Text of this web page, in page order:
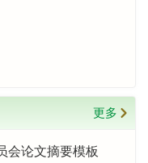
更多
会论文摘要模板